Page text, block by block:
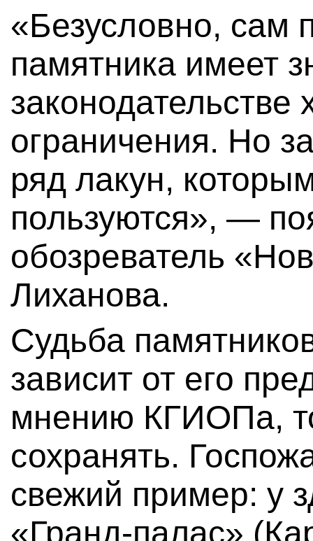
«Безусловно, сам
памятника имеет
ограничения. Но
ряд лакун,
пользуются», —
обозреватель
Лиханова.
Судьба
зависит от его
мнению КГИОПа,
сохранять.
свежий пример: у
«Гранд-палас»